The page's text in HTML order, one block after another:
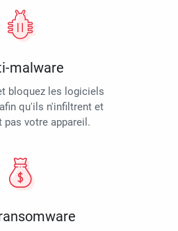
malware
bloquez les logiciels
qu'ils n'infiltrent et
pas votre appareil.